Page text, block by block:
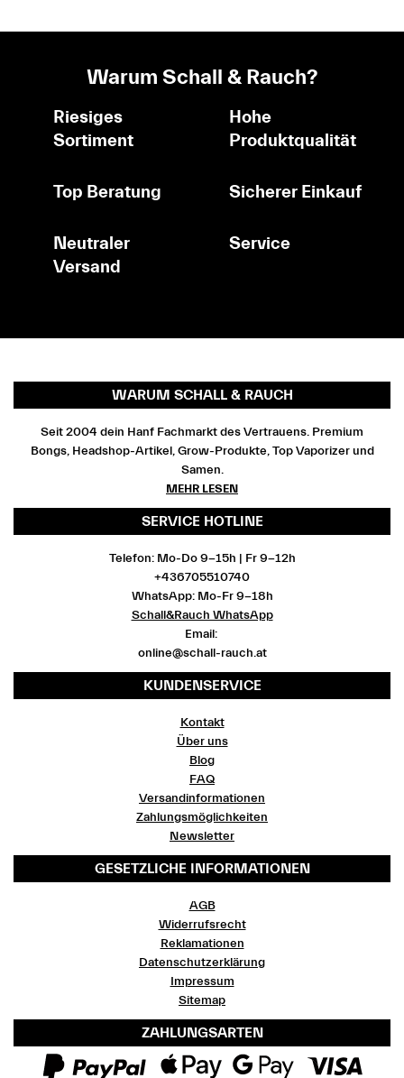
Warum Schall & Rauch?
Riesiges
Sortiment
Hohe
Produktqualität
Top Beratung Sicherer Einkauf
Neutraler
Versand
Service
WARUM SCHALL & RAUCH
Seit 2004 dein Hanf Fachmarkt des Vertrauens. Premium
Bongs, Headshop-Artikel, Grow-Produkte, Top Vaporizer und
Samen.
MEHR LESEN
SERVICE HOTLINE
Telefon: Mo-Do 9-15h | Fr 9-12h
+436705510740
WhatsApp: Mo-Fr 9-18h
Schall&Rauch WhatsApp
Email:
online@schall-rauch.at
KUNDENSERVICE
Kontakt
Über uns
Blog
FAQ
Versandinformationen
Zahlungsmöglichkeiten
Newsletter
GESETZLICHE INFORMATIONEN
AGB
Widerrufsrecht
Reklamationen
Datenschutzerklärung
Impressum
Sitemap
ZAHLUNGSARTEN